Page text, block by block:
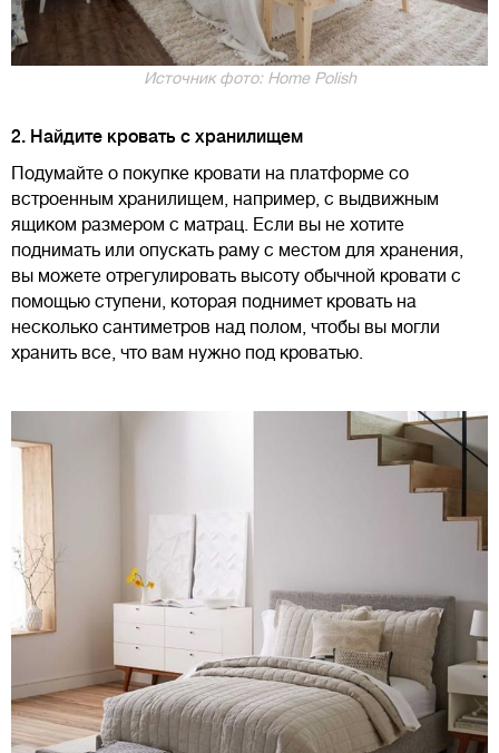
Источник фото: Home Polish
2. Найдите кровать с хранилищем
Подумайте о покупке кровати на платформе со
встроенным хранилищем, например, с выдвижным
ящиком размером с матрац. Если вы не хотите
поднимать или опускать раму с местом для хранения,
вы можете отрегулировать высоту обычной кровати с
помощью ступени, которая поднимет кровать на
несколько сантиметров над полом, чтобы вы могли
хранить все, что вам нужно под кроватью.